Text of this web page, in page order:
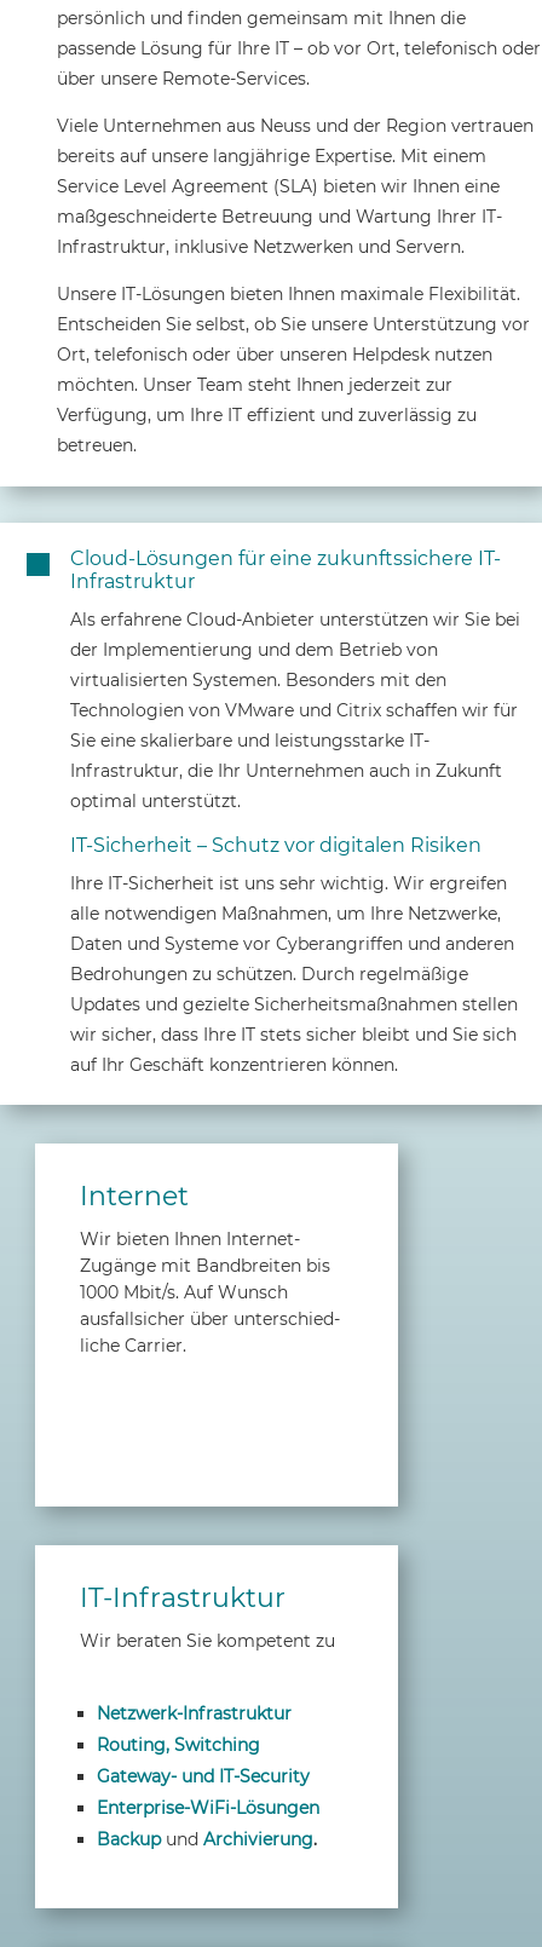
persönlich und finden gemeinsam mit Ihnen die
passende Lösung für Ihre IT – ob vor Ort, telefonisch oder
über unsere Remote-Services.
Viele Unternehmen aus Neuss und der Region vertrauen
bereits auf unsere langjährige Expertise. Mit einem
Service Level Agreement (SLA) bieten wir Ihnen eine
maßgeschneiderte Betreuung und Wartung Ihrer IT-
Infrastruktur, inklusive Netzwerken und Servern.
Unsere IT-Lösungen bieten Ihnen maximale Flexibilität.
Entscheiden Sie selbst, ob Sie unsere Unterstützung vor
Ort, telefonisch oder über unseren Helpdesk nutzen
möchten. Unser Team steht Ihnen jederzeit zur
Verfügung, um Ihre IT effizient und zuverlässig zu
betreuen.
Cloud-Lösungen für eine zukunftssichere IT-
Infrastruktur
Als erfahrene Cloud-Anbieter unterstützen wir Sie bei
der Implementierung und dem Betrieb von
virtualisierten Systemen. Besonders mit den
Technologien von VMware und Citrix schaffen wir für
Sie eine skalierbare und leistungsstarke IT-
Infrastruktur, die Ihr Unternehmen auch in Zukunft
optimal unterstützt.
IT-Sicherheit – Schutz vor digitalen Risiken
Ihre IT-Sicherheit ist uns sehr wichtig. Wir ergreifen
alle notwendigen Maßnahmen, um Ihre Netzwerke,
Daten und Systeme vor Cyberangriffen und anderen
Bedrohungen zu schützen. Durch regelmäßige
Updates und gezielte Sicherheitsmaßnahmen stellen
wir sicher, dass Ihre IT stets sicher bleibt und Sie sich
auf Ihr Geschäft konzentrieren können.
Internet
Wir bieten Ihnen Internet-
Zugänge mit Bandbreiten bis
1000 Mbit/s. Auf Wunsch
ausfallsicher über unterschied­
liche Carrier.
IT-Infrastruktur
Wir beraten Sie kompetent zu
Netzwerk-Infrastruktur
Routing, Switching
Gateway- und IT-Security
Enterprise-WiFi-Lösungen
BackupundArchivierung.